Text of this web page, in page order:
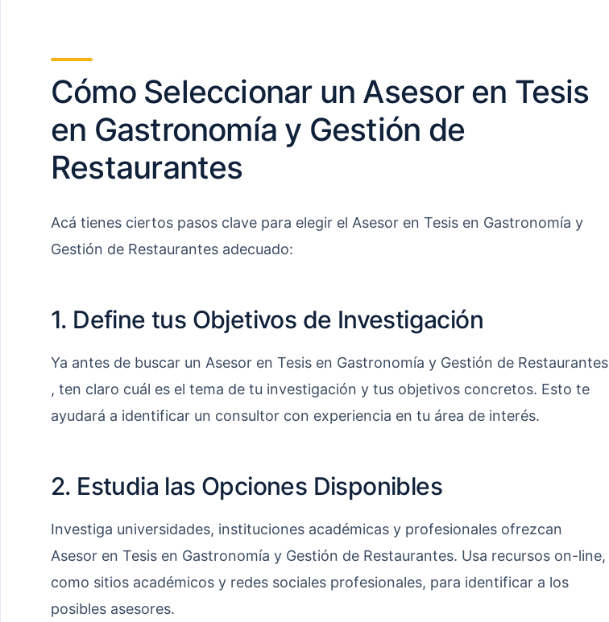
Cómo Seleccionar un Asesor en Tesis
en Gastronomía y Gestión de
Restaurantes
Acá tienes ciertos pasos clave para elegir el Asesor en Tesis en Gastronomía y
Gestión de Restaurantes adecuado:
1. Define tus Objetivos de Investigación
Ya antes de buscar un Asesor en Tesis en Gastronomía y Gestión de Restaurantes
, ten claro cuál es el tema de tu investigación y tus objetivos concretos. Esto te
ayudará a identificar un consultor con experiencia en tu área de interés.
2. Estudia las Opciones Disponibles
Investiga universidades, instituciones académicas y profesionales ofrezcan
Asesor en Tesis en Gastronomía y Gestión de Restaurantes. Usa recursos on-line,
como sitios académicos y redes sociales profesionales, para identificar a los
posibles asesores.